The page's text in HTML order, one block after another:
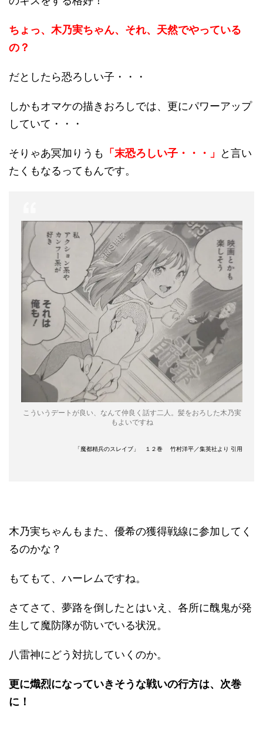
ちょっ、木乃実ちゃん、それ、天然でやっている
の？
だとしたら恐ろしい子・・・
しかもオマケの描きおろしでは、更にパワーアップ
していて・・・
そりゃあ冥加りうも 「末恐ろしい子・・・」
と言い
たくもなるってもんです。
こういうデートが良い、なんて仲良く話す二人。髪をおろした木乃実
もよいですね
「魔都精兵のスレイブ」 １２巻 竹村洋平／集英社より 引用
木乃実ちゃんもまた、優希の獲得戦線に参加してく
るのかな？
もてもて、ハーレムですね。
さてさて、夢路を倒したとはいえ、各所に醜鬼が発
生して魔防隊が防いでいる状況。
八雷神にどう対抗していくのか。
更に熾烈になっていきそうな戦いの行方は、次巻
に！